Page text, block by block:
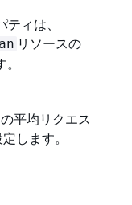
ィは、
リソースの
平均リクエス
します。